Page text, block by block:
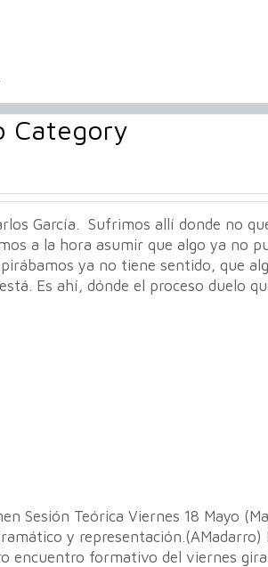
Category
García. Sufrimos allí donde no
a la hora asumir que algo ya no
ya no tiene sentido, que
Es ahí, dónde el proceso duelo
Sesión Teórica Viernes 18 Mayo
y
encuentro formativo del viernes